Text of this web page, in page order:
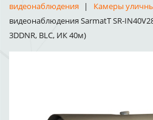
видеонаблюдения
Камеры
видеонаблюдения SarmatT SR-
3DDNR, BLC, ИК 40м)